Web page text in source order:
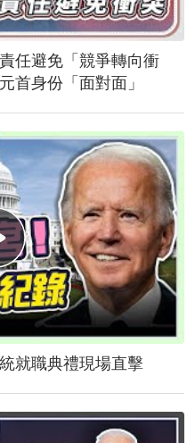
任避免「競爭轉向衝
身份「面對面」
就職典禮現場直擊